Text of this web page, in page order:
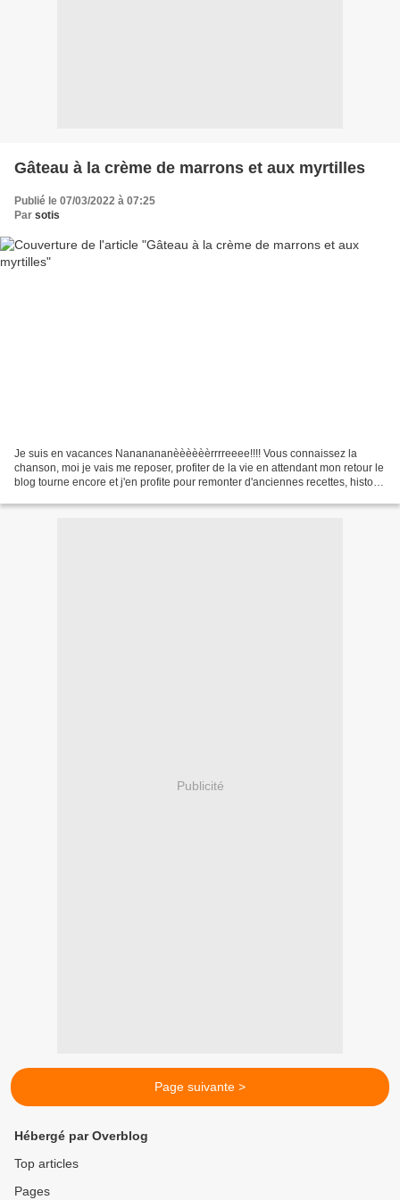
Gâteau à la crème de marrons et aux myrtilles
Publié le 07/03/2022 à 07:25
Par sotis
Je suis en vacances Nananananèèèèèèrrrreeee!!!! Vous connaissez la
chanson, moi je vais me reposer, profiter de la vie en attendant mon retour le
blog tourne encore et j'en profite pour remonter d'anciennes recettes, histoire
Publicité
Page suivante >
Hébergé par Overblog
Top articles
Pages